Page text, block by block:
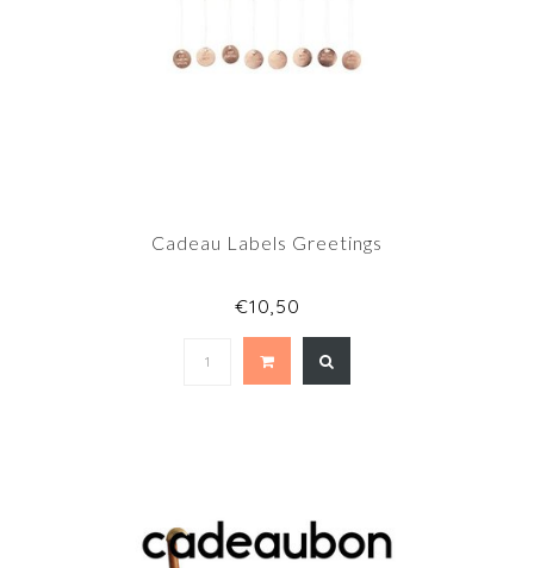
Cadeau Labels Greetings
€10,50